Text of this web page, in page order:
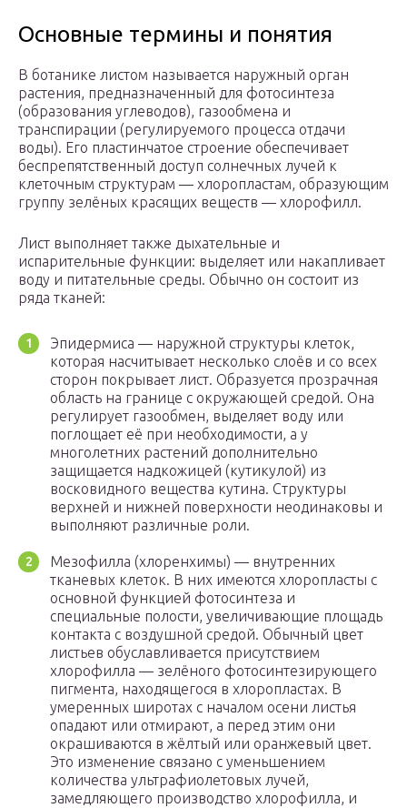
Основные термины и понятия
В ботанике листом называется наружный орган
растения, предназначенный для фотосинтеза
(образования углеводов), газообмена и
транспирации (регулируемого процесса отдачи
воды). Его пластинчатое строение обеспечивает
беспрепятственный доступ солнечных лучей к
клеточным структурам — хлоропластам, образующим
группу зелёных красящих веществ — хлорофилл.
Лист выполняет также дыхательные и
испарительные функции: выделяет или накапливает
воду и питательные среды. Обычно он состоит из
ряда тканей:
Эпидермиса — наружной структуры клеток,
которая насчитывает несколько слоёв и со всех
сторон покрывает лист. Образуется прозрачная
область на границе с окружающей средой. Она
регулирует газообмен, выделяет воду или
поглощает её при необходимости, а у
многолетних растений дополнительно
защищается надкожицей (кутикулой) из
восковидного вещества кутина. Структуры
верхней и нижней поверхности неодинаковы и
выполняют различные роли.
Мезофилла (хлоренхимы) — внутренних
тканевых клеток. В них имеются хлоропласты с
основной функцией фотосинтеза и
специальные полости, увеличивающие площадь
контакта с воздушной средой. Обычный цвет
листьев обуславливается присутствием
хлорофилла — зелёного фотосинтезирующего
пигмента, находящегося в хлоропластах. В
умеренных широтах с началом осени листья
опадают или отмирают, а перед этим они
окрашиваются в жёлтый или оранжевый цвет.
Это изменение связано с уменьшением
количества ультрафиолетовых лучей,
замедляющего производство хлорофилла, и